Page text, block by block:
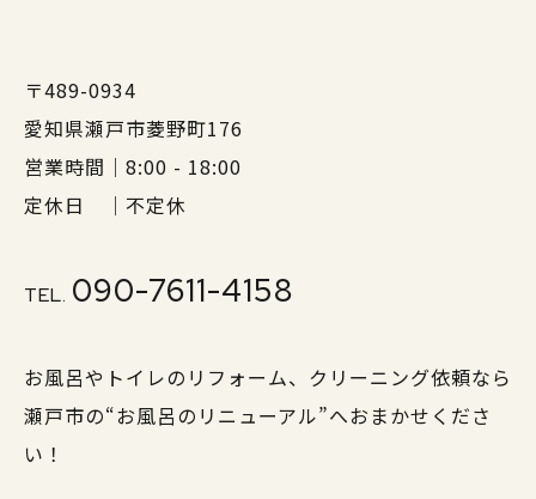
〒489-0934
愛知県瀬戸市菱野町176
営業時間｜8:00 - 18:00
定休日 ｜不定休
TEL. 090-7611-4158
お風呂やトイレのリフォーム、クリーニング依頼なら
瀬戸市の“お風呂のリニューアル”へおまかせくださ
い！